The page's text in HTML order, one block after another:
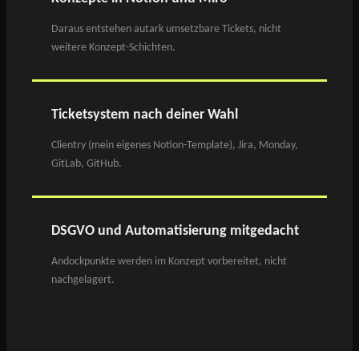
Daraus entstehen autark umsetzbare Tickets, nicht
weitere Konzept-Schichten.
Ticketsystem nach deiner Wahl
Clientry (mein eigenes Notion-Template), Jira, Monday,
GitLab, GitHub.
DSGVO und Automatisierung mitgedacht
Andockpunkte werden im Konzept vorbereitet, nicht
nachgelagert.